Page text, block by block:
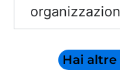
Hai altre